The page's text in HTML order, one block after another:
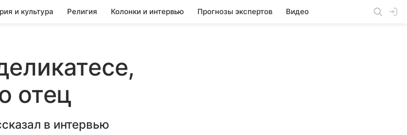
и культура Религия Колонки и интервью Прогнозы экспертов Видео
отец
в интервью